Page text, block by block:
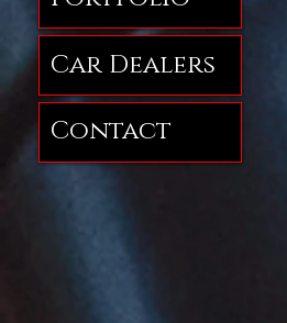
Car Dealers
Contact